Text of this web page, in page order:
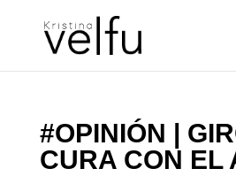
#OPINIÓN |
CURA CON EL